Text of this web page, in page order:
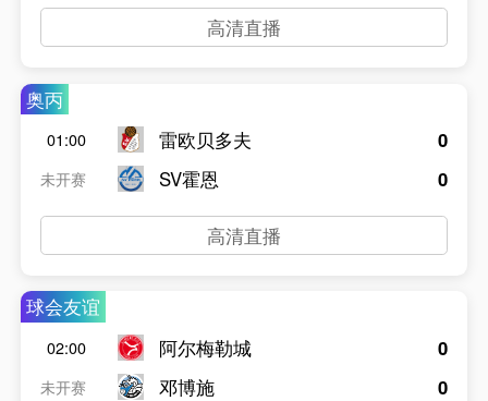
高清直播
奥丙
01:00
未开赛
雷欧贝多夫
SV霍恩
0
0
高清直播
球会友谊
02:00
未开赛
阿尔梅勒城
邓博施
0
0